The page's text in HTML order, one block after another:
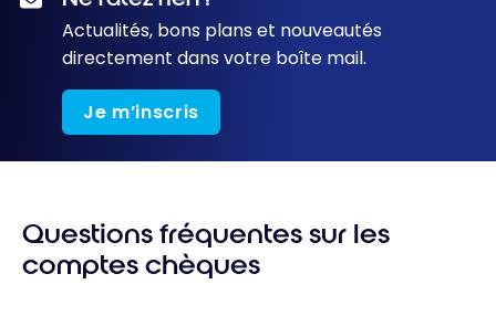
chèques – Août
Actualités, bons plans et nouveautés
directement dans votre boîte mail.
Je m’inscris
Questions fréquentes sur les
comptes chèques